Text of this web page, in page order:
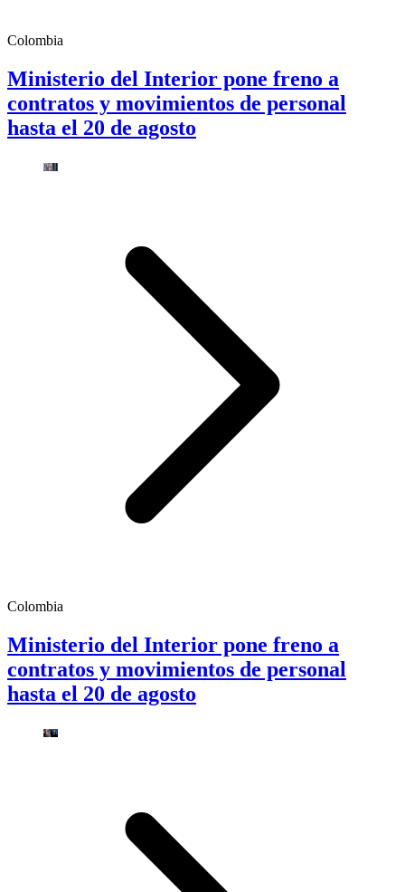
Colombia
Ministerio del Interior pone freno a
contratos y movimientos de personal
hasta el 20 de agosto
Colombia
Ministerio del Interior pone freno a
contratos y movimientos de personal
hasta el 20 de agosto